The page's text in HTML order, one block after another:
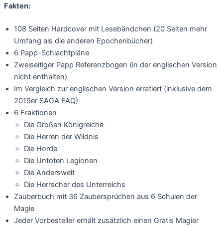
Fakten:
108 Seiten Hardcover mit Lesebändchen (20 Seiten mehr
Umfang als die anderen Epochenbücher)
6 Papp-Schlachtpläne
Zweiseitiger Papp Referenzbogen (in der englischen Version
nicht enthalten)
Im Vergleich zur englischen Version erratiert (inklusive dem
2019er SAGA FAQ)
6 Fraktionen
Die Großen Königreiche
Die Herren der Wildnis
Die Horde
Die Untoten Legionen
Die Anderswelt
Die Herrscher des Unterreichs
Zauberbuch mit 36 Zaubersprüchen aus 6 Schulen der
Magie
Jeder Vorbesteller erhält zusätzlich einen Gratis Magier